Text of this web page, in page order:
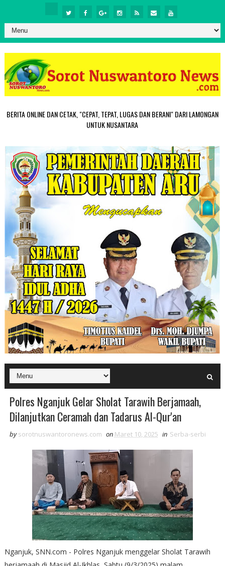
BERITA ONLINE DAN CETAK, "CEPAT, TEPAT, LUGAS DAN BERANI" DARI LAMONGAN
UNTUK NUSANTARA
Polres Nganjuk Gelar Sholat Tarawih Berjamaah,
Dilanjutkan Ceramah dan Tadarus Al-Qur'an
by sorotnuswantoronews.com on Maret 10, 2025 in Serba-serbi
Nganjuk, SNN.com - Polres Nganjuk menggelar Sholat Tarawih